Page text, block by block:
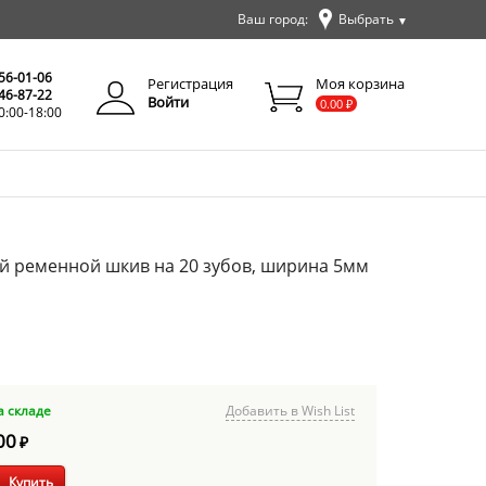
Ваш город: Выбрать ▼
01-06
87-22
18:00
Регистрация
Войти
Моя корзина
0.00 ₽
ременной шкив на 20 зубов, ширина 5мм
складе
Добавить в Wish List
₽
Купить